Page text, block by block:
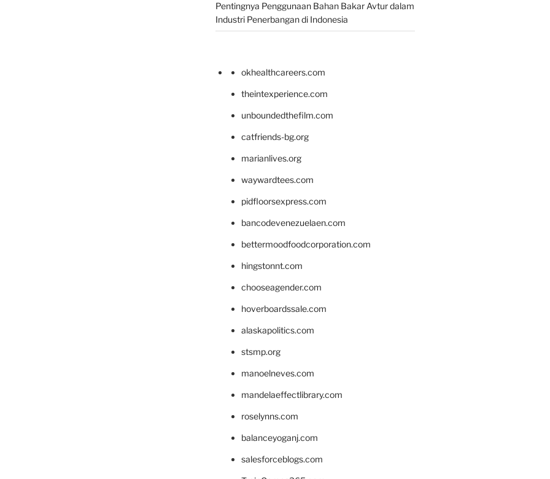
Pentingnya Penggunaan Bahan Bakar Avtur dalam
Industri Penerbangan di Indonesia
okhealthcareers.com
theintexperience.com
unboundedthefilm.com
catfriends-bg.org
marianlives.org
waywardtees.com
pidfloorsexpress.com
bancodevenezuelaen.com
bettermoodfoodcorporation.com
hingstonnt.com
chooseagender.com
hoverboardssale.com
alaskapolitics.com
stsmp.org
manoelneves.com
mandelaeffectlibrary.com
roselynns.com
balanceyoganj.com
salesforceblogs.com